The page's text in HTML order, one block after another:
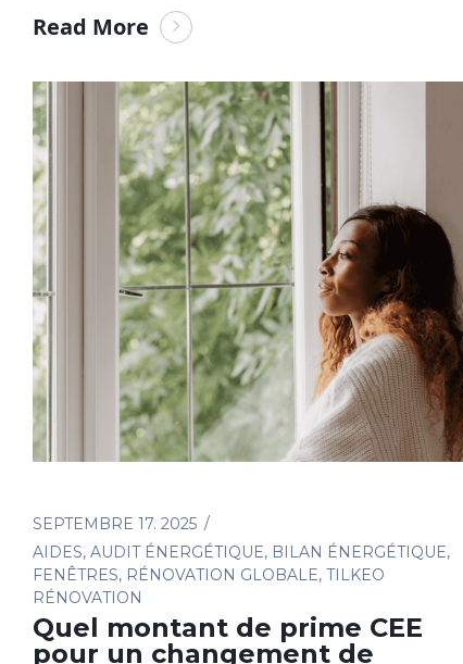
Read More
SEPTEMBRE 17. 2025
AIDES, AUDIT ÉNERGÉTIQUE, BILAN ÉNERGÉTIQUE,
FENÊTRES, RÉNOVATION GLOBALE, TILKEO
RÉNOVATION
Quel montant de prime CEE
pour un changement de